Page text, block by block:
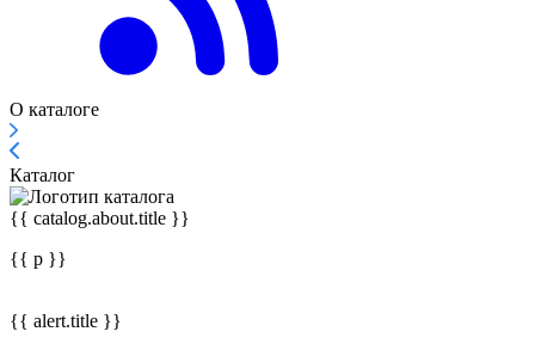
О каталоге
Каталог
{{ catalog.about.title }}
{{ p }}
{{ alert.title }}